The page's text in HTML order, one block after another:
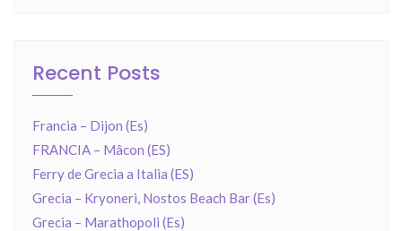
Recent Posts
Francia – Dijon (Es)
FRANCIA – Mâcon (ES)
Ferry de Grecia a Italia (ES)
Grecia – Kryoneri, Nostos Beach Bar (Es)
Grecia – Marathopoli (Es)